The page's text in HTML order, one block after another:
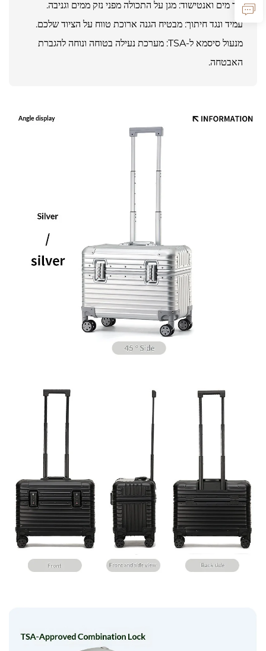
נגד מים ואנטישוד: מגן על התכולה מפני נזק ממים וגניבה.
עמיד ונגד חיתוך: מבטיח הגנה ארוכת טווח על הציוד שלכם.
מנעול סיסמא ל-TSA: מערכת נעילה בטוחה ונוחה להגברת
האבטחה.